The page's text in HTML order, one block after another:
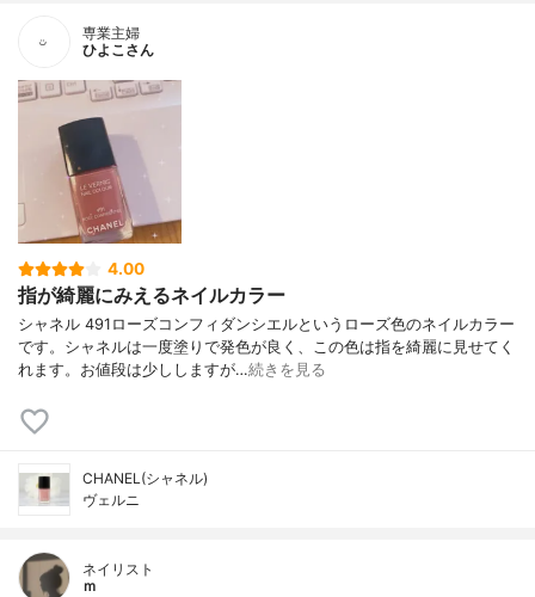
専業主婦
ひよこさん
4.00
指が綺麗にみえるネイルカラー
シャネル 491ローズコンフィダンシエルというローズ色のネイルカラー
です。シャネルは一度塗りで発色が良く、この色は指を綺麗に見せてく
れます。お値段は少ししますが…続きを見る
CHANEL(シャネル)
ヴェルニ
ネイリスト
ｍ